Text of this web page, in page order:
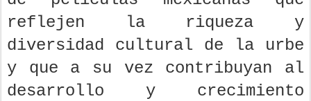
reflejen la riqueza y
diversidad cultural de la urbe
y que a su vez contribuyan al
desarrollo y crecimiento